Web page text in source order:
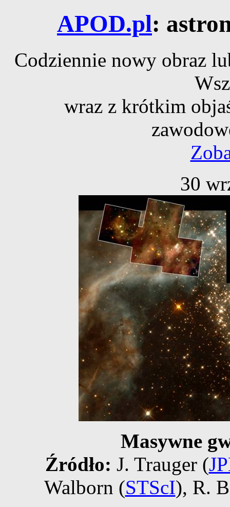
APOD.pl:
Codziennie nowy obraz
wraz z krótkim
30
Masywne
Źródło: J. Trauger (
Walborn (STScI), R.